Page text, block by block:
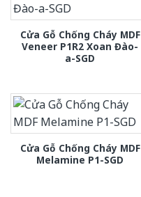
Cửa Gỗ Chống Cháy MDF
Veneer P1R2 Xoan Đào-
a-SGD
Cửa Gỗ Chống Cháy MDF
Melamine P1-SGD